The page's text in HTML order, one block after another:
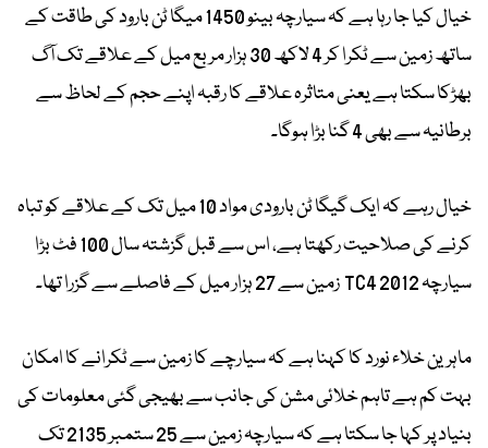
خیال کیا جا رہا ہے کہ سیارچہ بینو 1450 میگا ٹن بارود کی طاقت کے
ساتھ زمین سے ٹکرا کر 4 لاکھ 30 ہزار مربع میل کے علاقے تک آگ
بھڑکا سکتا ہے یعنی متاثرہ علاقے کا رقبہ اپنے حجم کے لحاظ سے
برطانیہ سے بھی 4 گنا بڑا ہوگا۔
خیال رہے کہ ایک گیگا ٹن بارودی مواد 10 میل تک کے علاقے کو تباہ
کرنے کی صلاحیت رکھتا ہے، اس سے قبل گزشتہ سال 100 فٹ بڑا
سیارچہ 2012 TC4 زمین سے 27 ہزار میل کے فاصلے سے گزرا تھا۔
ماہرین خلاء نورد کا کہنا ہے کہ سیارچے کا زمین سے ٹکرانے کا امکان
بہت کم ہے تاہم خلائی مشن کی جانب سے بھیجی گئی معلومات کی
بنیاد پر کہا جا سکتا ہے کہ سیارچہ زمین سے 25 ستمبر 2135 تک